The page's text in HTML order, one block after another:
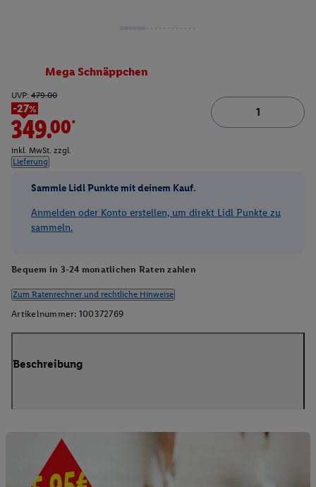
Mega Schnäppchen
UVP: 479.00
-27%
349.00*
inkl. MwSt. zzgl.
Lieferung
Sammle Lidl Punkte mit deinem Kauf.
Anmelden oder Konto erstellen, um direkt Lidl Punkte zu
sammeln.
Bequem in 3-24 monatlichen Raten zahlen
Zum Ratenrechner und rechtliche Hinweise
Artikelnummer: 100372769
Beschreibung